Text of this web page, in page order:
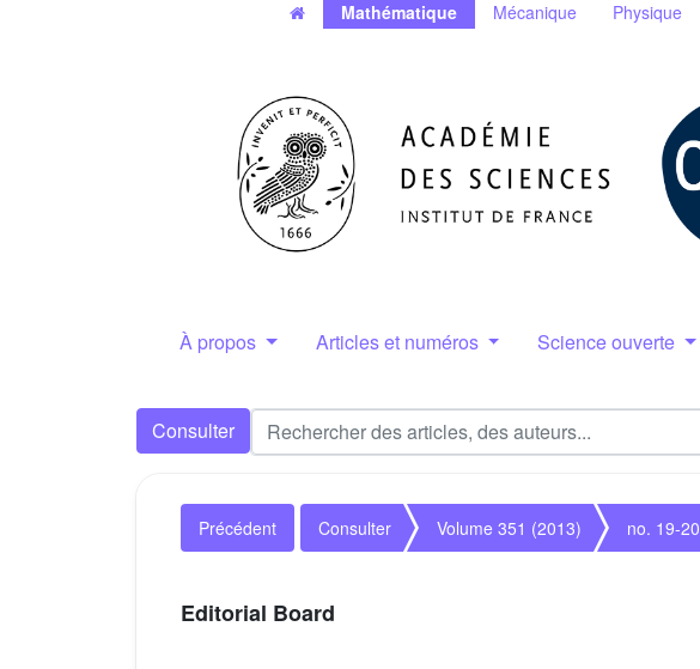
Mathématique Mécanique Physique
À propos Articles et numéros Science ouverte
Consulter
Précédent Consulter Volume 351 (2013) no. 19-20
Editorial Board